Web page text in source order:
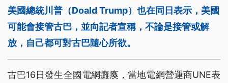
美國總統川普（Doald Trump）也在同日表示，美國
可能會接管古巴，並向記者宣稱，不論是接管或解
放，自己都可對古巴隨心所欲。
古巴16日發生全國電網癱瘓，當地電網營運商UNE表